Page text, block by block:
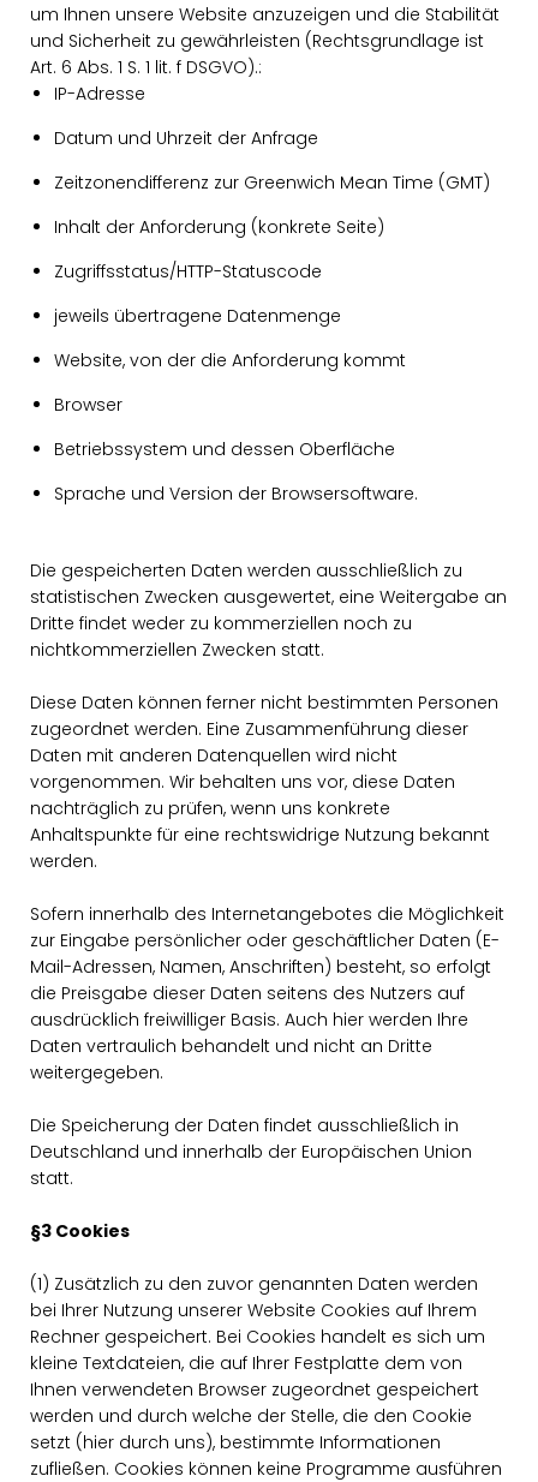
um Ihnen unsere Website anzuzeigen und die Stabilität
und Sicherheit zu gewährleisten (Rechtsgrundlage ist
Art. 6 Abs. 1 S. 1 lit. f DSGVO).:
IP-Adresse
Datum und Uhrzeit der Anfrage
Zeitzonendifferenz zur Greenwich Mean Time (GMT)
Inhalt der Anforderung (konkrete Seite)
Zugriffsstatus/HTTP-Statuscode
jeweils übertragene Datenmenge
Website, von der die Anforderung kommt
Browser
Betriebssystem und dessen Oberfläche
Sprache und Version der Browsersoftware.
Die gespeicherten Daten werden ausschließlich zu
statistischen Zwecken ausgewertet, eine Weitergabe an
Dritte findet weder zu kommerziellen noch zu
nichtkommerziellen Zwecken statt.
Diese Daten können ferner nicht bestimmten Personen
zugeordnet werden. Eine Zusammenführung dieser
Daten mit anderen Datenquellen wird nicht
vorgenommen. Wir behalten uns vor, diese Daten
nachträglich zu prüfen, wenn uns konkrete
Anhaltspunkte für eine rechtswidrige Nutzung bekannt
werden.
Sofern innerhalb des Internetangebotes die Möglichkeit
zur Eingabe persönlicher oder geschäftlicher Daten (E-
Mail-Adressen, Namen, Anschriften) besteht, so erfolgt
die Preisgabe dieser Daten seitens des Nutzers auf
ausdrücklich freiwilliger Basis. Auch hier werden Ihre
Daten vertraulich behandelt und nicht an Dritte
weitergegeben.
Die Speicherung der Daten findet ausschließlich in
Deutschland und innerhalb der Europäischen Union
statt.
§3 Cookies
(1) Zusätzlich zu den zuvor genannten Daten werden
bei Ihrer Nutzung unserer Website Cookies auf Ihrem
Rechner gespeichert. Bei Cookies handelt es sich um
kleine Textdateien, die auf Ihrer Festplatte dem von
Ihnen verwendeten Browser zugeordnet gespeichert
werden und durch welche der Stelle, die den Cookie
setzt (hier durch uns), bestimmte Informationen
zufließen. Cookies können keine Programme ausführen